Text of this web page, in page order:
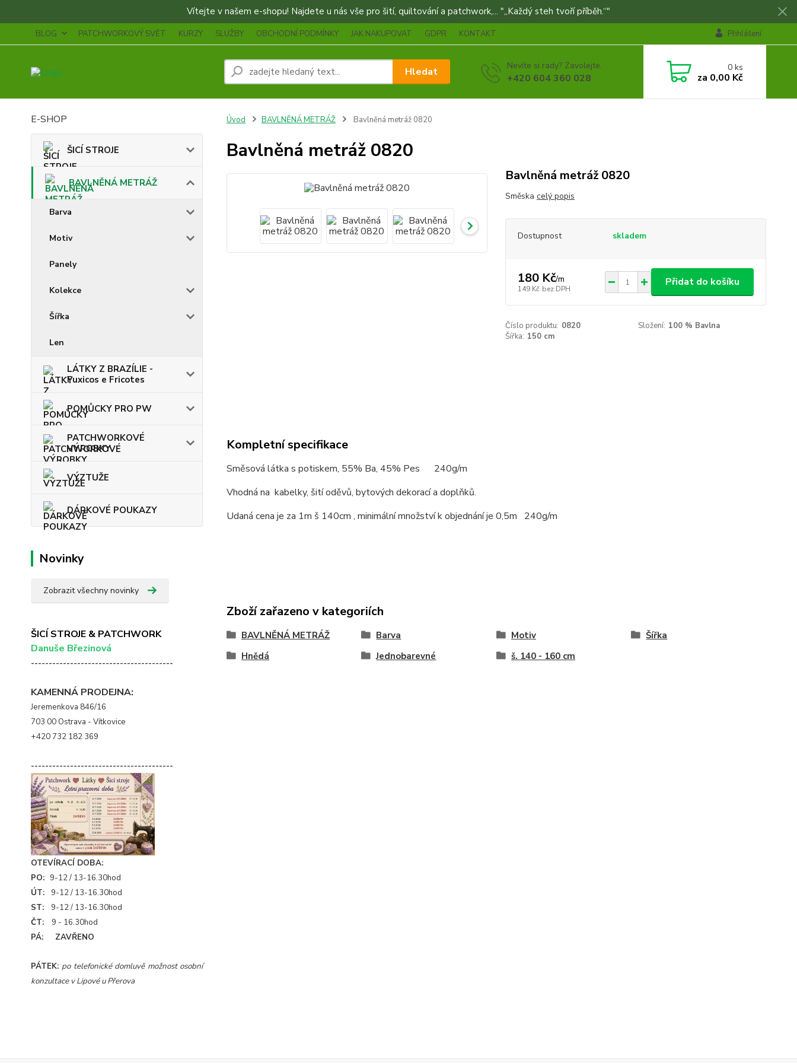
Vítejte v našem e-shopu! Najdete u nás vše pro šití, quiltování a patchwork,... "„Každý steh tvoří příběh.“"
BLOG PATCHWORKOVÝ SVĚT KURZY SLUŽBY OBCHODNÍ PODMÍNKY JAK NAKUPOVAT GDPR KONTAKT Přihlášení
Hledat Nevíte si rady? Zavolejte.
+420 604 360 028
0ks
za 0,00 Kč
E-SHOP
ŠICÍ STROJE
BAVLNĚNÁ METRÁŽ
Barva
Motiv
Panely
Kolekce
Šířka
Len
LÁTKY Z BRAZÍLIE -
Fuxicos e Fricotes
POMŮCKY PRO PW
PATCHWORKOVÉ
VÝROBKY
VÝZTUŽE
DÁRKOVÉ POUKAZY
Novinky
Zobrazit všechny novinky
ŠICÍ STROJE & PATCHWORK
Danuše Březinová
----------------------------------------
KAMENNÁ PRODEJNA:
Jeremenkova 846/16
703 00 Ostrava - Vítkovice
+420 732 182 369
----------------------------------------
OTEVÍRACÍ DOBA:
PO: 9-12 / 13-16.30hod
ÚT:
9-12 / 13-16.30hod
ST:
9-12 / 13-16.30hod
ČT:
9 - 16.30hod
PÁ: ZAVŘENO
PÁTEK:po telefonické domluvě možnost osobní
konzultace v Lipové u Přerova
Úvod BAVLNĚNÁ METRÁŽ Bavlněná metráž 0820
Bavlněná metráž 0820
Bavlněná metráž 0820
Směska celý popis
Dostupnost skladem
180 Kč/m
149 Kč bez DPH
Přidat do košíku
Číslo produktu: 0820 Složení: 100 % Bavlna
Šířka: 150 cm
Kompletní specifikace
Směsová látka s potiskem, 55% Ba, 45% Pes 240g/m
Vhodná na kabelky, šití oděvů, bytových dekorací a doplňků.
Udaná cena je za 1m š 140cm , minimální množství k objednání je 0,5m 240g/m
Zboží zařazeno v kategoriích
BAVLNĚNÁ METRÁŽ Barva Motiv
Šířka
Hnědá
Jednobarevné š. 140 - 160 cm